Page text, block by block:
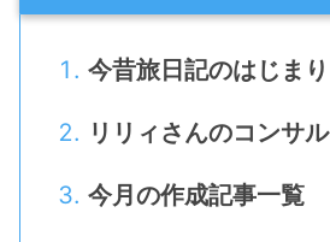
今昔旅日記のはじまり
リリィさんのコンサル
今月の作成記事一覧